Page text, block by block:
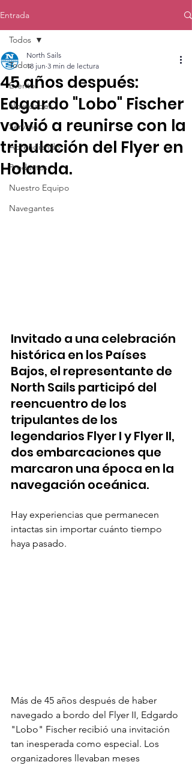
Entrada
Todos
Eventos
Novedades
Servicios
Aprendiendo
Productos
Nuestro Equipo
Navegantes
Todos
45 años después:
Edgardo "Lobo" Fischer
volvió a reunirse con la
tripulación del Flyer en
Holanda.
North Sails
18 jun 3 min de lectura
Invitado a una celebración
histórica en los Países
Bajos, el representante de
North Sails participó del
reencuentro de los
tripulantes de los
legendarios Flyer I y Flyer II,
dos embarcaciones que
marcaron una época en la
navegación oceánica.
Hay experiencias que permanecen
intactas sin importar cuánto tiempo
haya pasado.
Más de 45 años después de haber
navegado a bordo del Flyer II, Edgardo
"Lobo" Fischer recibió una invitación
tan inesperada como especial. Los
organizadores llevaban meses